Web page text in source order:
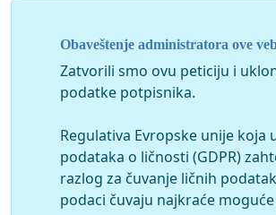
Obaveštenje administratora ove
Zatvorili smo ovu peticiju i
podatke potpisnika.
Regulativa Evropske unije koja
podataka o ličnosti (GDPR)
razlog za čuvanje ličnih
podaci čuvaju najkraće